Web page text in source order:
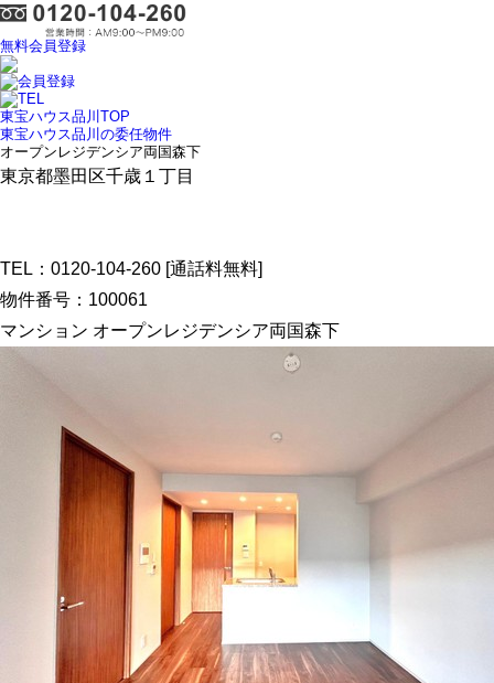
無料会員登録
東宝ハウス品川TOP
東宝ハウス品川の委任物件
オープンレジデンシア両国森下
東京都墨田区千歳１丁目
TEL： 0120-104-260 [通話料無料]
物件番号：100061
マンション オープンレジデンシア両国森下